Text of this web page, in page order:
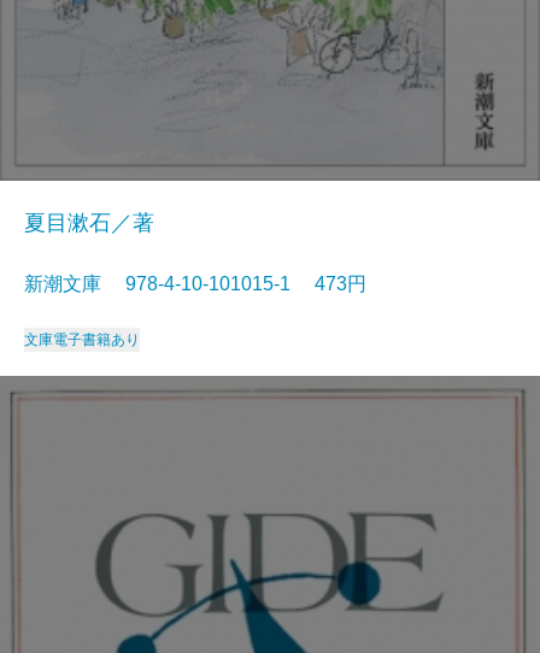
夏目漱石／著
新潮文庫 978-4-10-101015-1 473円
文庫電子書籍あり